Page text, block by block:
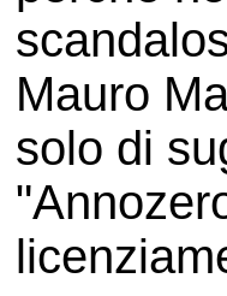
Mauro
solo di